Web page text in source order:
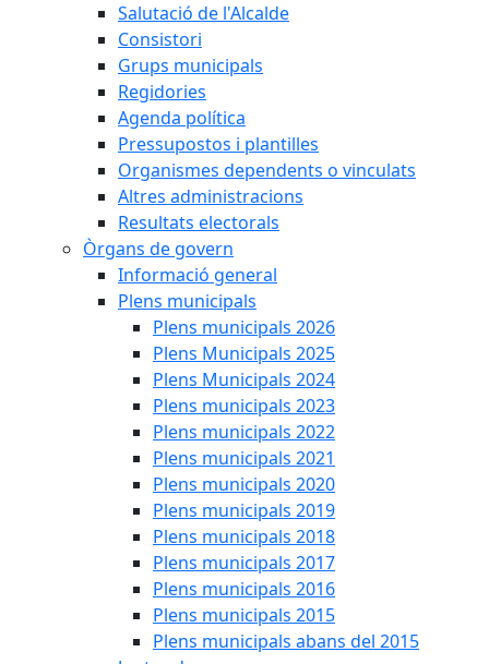
Salutació de l'Alcalde
Consistori
Grups municipals
Regidories
Agenda política
Pressupostos i plantilles
Organismes dependents o vinculats
Altres administracions
Resultats electorals
Òrgans de govern
Informació general
Plens municipals
Plens municipals 2026
Plens Municipals 2025
Plens Municipals 2024
Plens municipals 2023
Plens municipals 2022
Plens municipals 2021
Plens municipals 2020
Plens municipals 2019
Plens municipals 2018
Plens municipals 2017
Plens municipals 2016
Plens municipals 2015
Plens municipals abans del 2015